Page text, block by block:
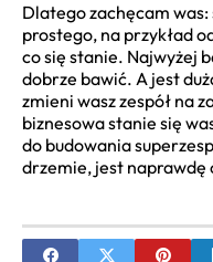
Dlatego zachęcam
prostego, na przykład
co się stanie. Najwyżej
dobrze bawić. A jest
zmieni wasz zespół na
biznesowa stanie się
do budowania
drzemie, jest naprawdę